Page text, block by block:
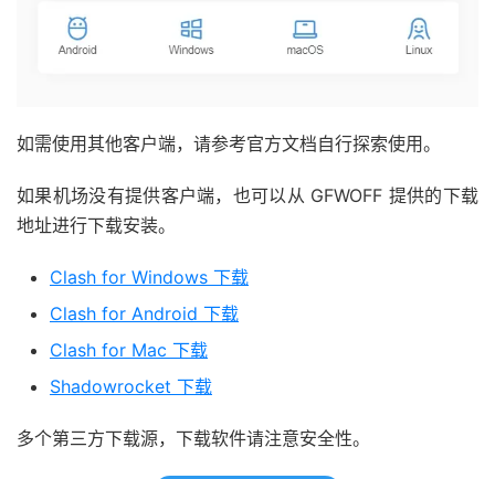
如需使用其他客户端，请参考官方文档自行探索使用。
如果机场没有提供客户端，也可以从 GFWOFF 提供的下载
地址进行下载安装。
Clash for Windows 下载
Clash for Android 下载
Clash for Mac 下载
Shadowrocket 下载
多个第三方下载源，下载软件请注意安全性。